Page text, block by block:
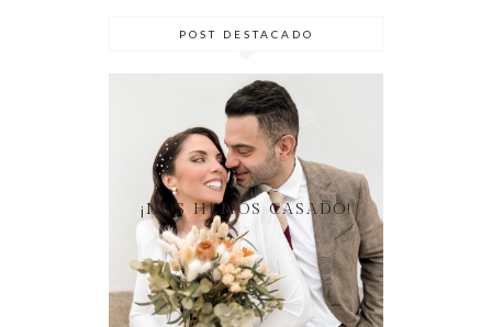
POST DESTACADO
¡NOS HEMOS CASADO!